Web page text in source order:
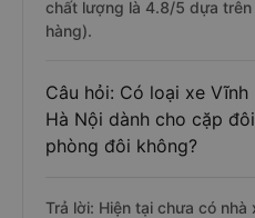
chất lượng là 4.8/5 dựa
hàng).
Câu hỏi: Có loại xe
Hà Nội dành cho cặp
phòng đôi không?
Trả lời: Hiện tại chưa có